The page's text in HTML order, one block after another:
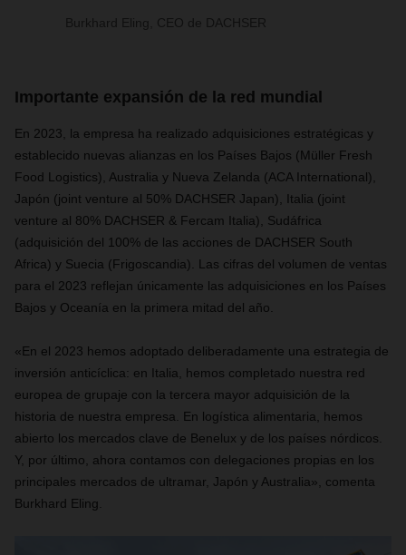
Burkhard Eling, CEO de DACHSER
Importante expansión de la red mundial
En 2023, la empresa ha realizado adquisiciones estratégicas y
establecido nuevas alianzas en los Países Bajos (Müller Fresh
Food Logistics), Australia y Nueva Zelanda (ACA International),
Japón (joint venture al 50% DACHSER Japan), Italia (joint
venture al 80% DACHSER & Fercam Italia), Sudáfrica
(adquisición del 100% de las acciones de DACHSER South
Africa) y Suecia (Frigoscandia). Las cifras del volumen de ventas
para el 2023 reflejan únicamente las adquisiciones en los Países
Bajos y Oceanía en la primera mitad del año.
«En el 2023 hemos adoptado deliberadamente una estrategia de
inversión anticíclica: en Italia, hemos completado nuestra red
europea de grupaje con la tercera mayor adquisición de la
historia de nuestra empresa. En logística alimentaria, hemos
abierto los mercados clave de Benelux y de los países nórdicos.
Y, por último, ahora contamos con delegaciones propias en los
principales mercados de ultramar, Japón y Australia», comenta
Burkhard Eling.